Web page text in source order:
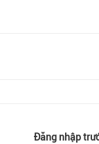
Đăng nhập